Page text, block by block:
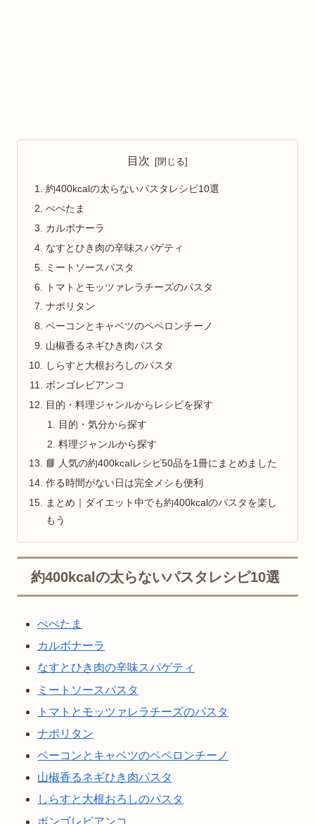
目次
約400kcalの太らないパスタレシピ10選
ぺぺたま
カルボナーラ
なすとひき肉の辛味スパゲティ
ミートソースパスタ
トマトとモッツァレラチーズのパスタ
ナポリタン
ベーコンとキャベツのペペロンチーノ
山椒香るネギひき肉パスタ
しらすと大根おろしのパスタ
ボンゴレビアンコ
目的・料理ジャンルからレシピを探す
目的・気分から探す
料理ジャンルから探す
📘 人気の約400kcalレシピ50品を1冊にまとめました
作る時間がない日は完全メシも便利
まとめ｜ダイエット中でも約400kcalのパスタを楽し
もう
約400kcalの太らないパスタレシピ10選
ぺぺたま
カルボナーラ
なすとひき肉の辛味スパゲティ
ミートソースパスタ
トマトとモッツァレラチーズのパスタ
ナポリタン
ベーコンとキャベツのペペロンチーノ
山椒香るネギひき肉パスタ
しらすと大根おろしのパスタ
ボンゴレビアンコ